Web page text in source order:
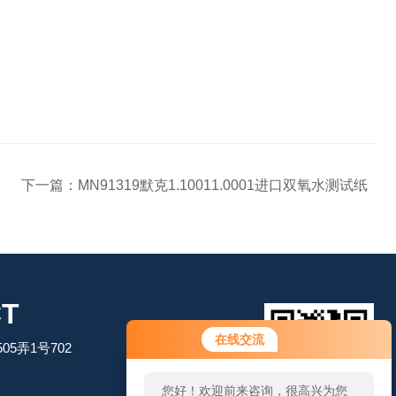
在线交流
您好！欢迎前来咨询，很高兴为您
下一篇： MN91319默克1.10011.0001进口双氧水测试纸
弄1号702